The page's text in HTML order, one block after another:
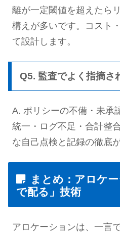
離が一定閾値を超えたら
構えが多いです。コスト
て設計します。
Q5. 監査でよく指摘さ
A. ポリシーの不備・未承
統一・ログ不足・合計整
な自己点検と記録の徹底
まとめ：アロケ
で配る」技術
アロケーションは、一言